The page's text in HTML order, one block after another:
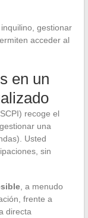
gestionar
acceder al
en un
recoge el
una
Usted
sin
, a menudo
frente a
directa